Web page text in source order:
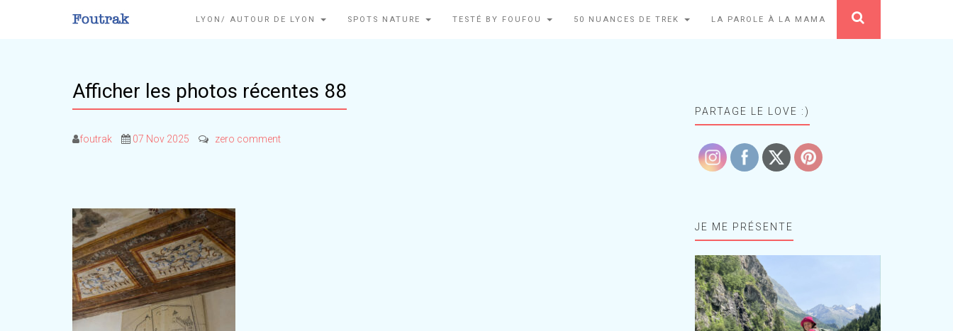
LYON/ AUTOUR DE LYON SPOTS NATURE TESTÉ BY FOUFOU 50 NUANCES DE TREK LA PAROLE À LA MAMA
Afficher les photos récentes 88
foutrak 07 Nov 2025 zero comment
PARTAGE LE LOVE :)
JE ME PRÉSENTE